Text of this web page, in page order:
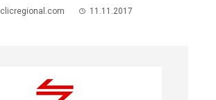
clicregional.com 11.11.2017